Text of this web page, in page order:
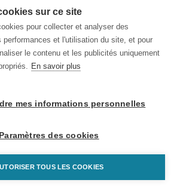
sur ce site
pour collecter et analyser des
performances et l'utilisation du site, et pour
le contenu et les publicités uniquement
En savoir plus
mes informations personnelles
Paramètres des cookies
TOUS LES COOKIES